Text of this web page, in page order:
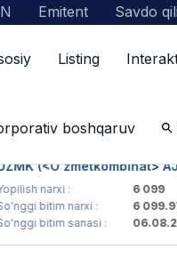
Emitent Savdo
Listing
boshqaruv
yakunlari bo'yicha
(<O'zmetkombinat> AJ)
narxi :
6 099
bitim narxi :
6
bitim sanasi :